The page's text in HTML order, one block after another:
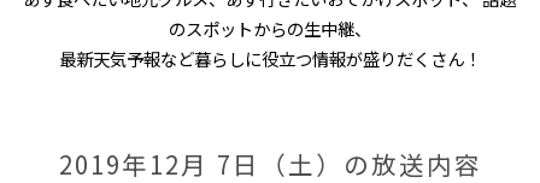
のスポットからの生中継、
最新天気予報など暮らしに役立つ情報が盛りだくさん！
2019年12月 7日（土）の放送内容